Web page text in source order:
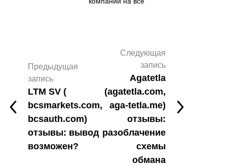
Предыдущая
запись
LTM SV (
bcsmarkets.com,
bcsauth.com)
отзывы: вывод
возможен?
Следующая
запись
Agatetla
(agatetla.com,
aga-tetla.me)
отзывы:
разоблачение
схемы
обмана